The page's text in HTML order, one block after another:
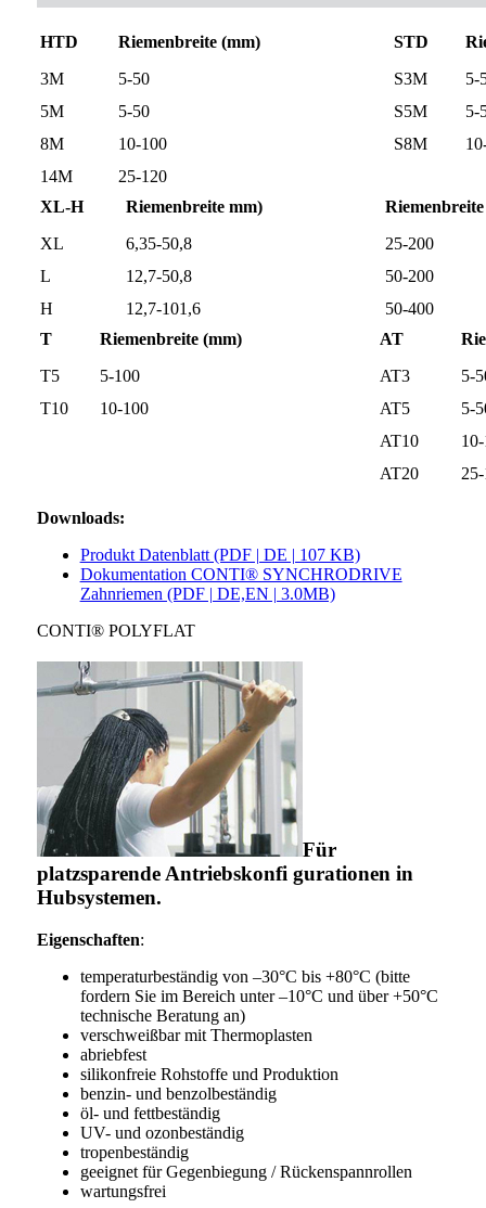
HTD Riemenbreite (mm) STD
3M
5-50 S3M
5-
5M
5-50 S5M
5-
8M
10-100 S8M
14M
25-120
XL-H
Riemenbreite mm)
XL
6,35-50,8
25-200
L
12,7-50,8
50-200
H
12,7-101,6
50-400
T
Riemenbreite (mm) AT
T5
5-100 AT3
5-
T10
10-100 AT5
5-
AT10
AT20
Downloads:
Produkt Datenblatt (PDF | DE | 107 KB)
Dokumentation CONTI® SYNCHRODRIVE
Zahnriemen (PDF | DE,EN | 3.0MB)
CONTI® POLYFLAT
Für
platzsparende Antriebskonfi gurationen in
Hubsystemen.
Eigenschaften:
temperaturbeständig von –30°C bis +80°C (bitte
fordern Sie im Bereich unter –10°C und über +50°C
technische Beratung an)
verschweißbar mit Thermoplasten
abriebfest
silikonfreie Rohstoffe und Produktion
benzin- und benzolbeständig
öl- und fettbeständig
UV- und ozonbeständig
tropenbeständig
geeignet für Gegenbiegung / Rückenspannrollen
wartungsfrei